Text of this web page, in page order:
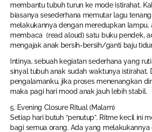
membantu tubuh turun ke mode istirahat.
biasanya sesederhana memutar lagu
melakukannya dengan meredupkan lampu,
membaca (read aloud) satu buku pendek,
mengajak anak bersih-bersih/ganti baju
Intinya, sebuah kegiatan sederhana yang
sinyal tubuh anak sudah waktunya istirahat.
pengalamanku, jika proses menenangkan
maka pagi hari mood anak jauh lebih stabil.
5. Evening Closure Ritual (Malam)
Setiap hari butuh “penutup”. Ritme kecil ini
bagi semua orang. Ada yang melakukannya